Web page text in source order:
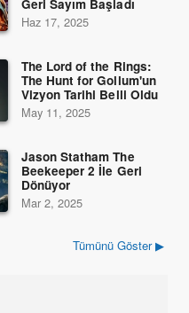
Geri Sayım Başladı
Haz 17, 2025
The Lord of the Rings:
The Hunt for Gollum'un
Vizyon Tarihi Belli Oldu
May 11, 2025
Jason Statham The
Beekeeper 2 İle Geri
Dönüyor
Mar 2, 2025
Tümünü Göster ▶